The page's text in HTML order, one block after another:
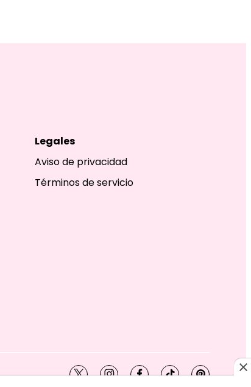
Legales
Aviso de privacidad
Términos de servicio
twitterinstagramfacebook
tiktokpinterest